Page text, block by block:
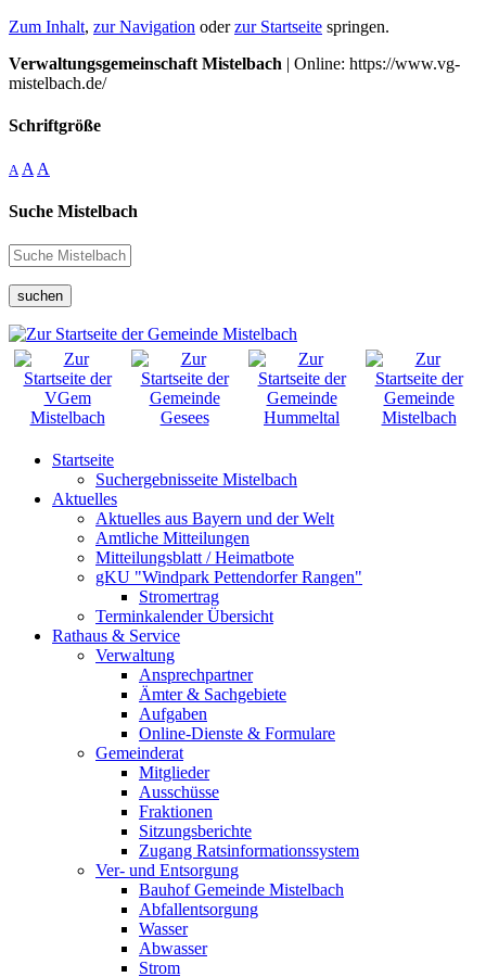
Zum Inhalt, zur Navigation oderzur Startseite springen.
Verwaltungsgemeinschaft Mistelbach | Online: https://www.vg-
mistelbach.de/
Schriftgröße
A A A
Suche Mistelbach
suchen
Startseite
Suchergebnisseite Mistelbach
Aktuelles
Aktuelles aus Bayern und der Welt
Amtliche Mitteilungen
Mitteilungsblatt / Heimatbote
gKU "Windpark Pettendorfer Rangen"
Stromertrag
Terminkalender Übersicht
Rathaus & Service
Verwaltung
Ansprechpartner
Ämter & Sachgebiete
Aufgaben
Online-Dienste & Formulare
Gemeinderat
Mitglieder
Ausschüsse
Fraktionen
Sitzungsberichte
Zugang Ratsinformationssystem
Ver- und Entsorgung
Bauhof Gemeinde Mistelbach
Abfallentsorgung
Wasser
Abwasser
Strom